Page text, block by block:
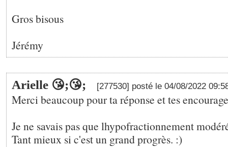
Gros bisous
Jérémy
Arielle 😘;😘; [277530] posté le 04/08/2022
Merci beaucoup pour ta réponse et tes
Je ne savais pas que lhypofractionnement
Tant mieux si c'est un grand progrès. :)